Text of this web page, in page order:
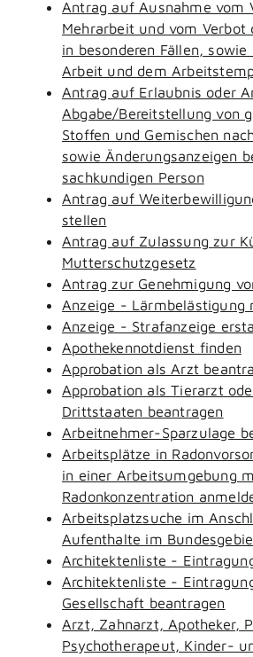
Antrag auf Ausnahme vom
Mehrarbeit und vom Verbot
in besonderen Fällen,
Arbeit und dem
Antrag auf Erlaubnis oder
Abgabe/Bereitstellung von
Stoffen und Gemischen
sowie Änderungsanzeigen
sachkundigen Person
Antrag auf
stellen
Antrag auf Zulassung zur
Mutterschutzgesetz
Antrag zur Genehmigung
Anzeige - Lärmbelästigung
Anzeige - Strafanzeige
Apothekennotdienst finden
Approbation als Arzt
Approbation als Tierarzt
Drittstaaten beantragen
Arbeitnehmer-Sparzulage
Arbeitsplätze in
in einer Arbeitsumgebung
Radonkonzentration
Arbeitsplatzsuche im
Aufenthalte im
Architektenliste -
Architektenliste -
Gesellschaft beantragen
Arzt, Zahnarzt, Apotheker,
Psychotherapeut, Kinder-